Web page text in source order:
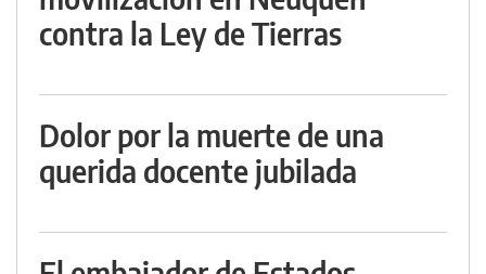
contra la Ley de Tierras
Dolor por la muerte de una
querida docente jubilada